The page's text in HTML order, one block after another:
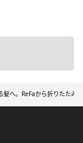
髪へ。ReFaから折りたたみ